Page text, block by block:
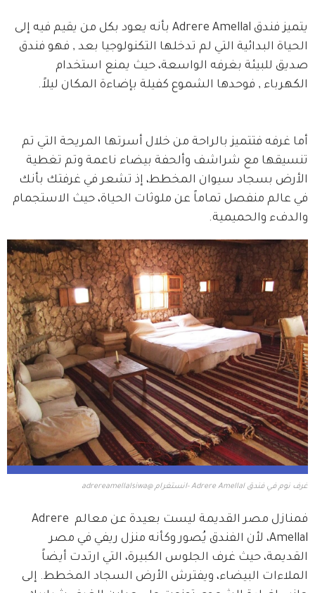
يتميز فندق Adrere Amellal بأنه يعود بكل من يقيم فيه إلى
الحياة البدائية التي لم تدخلها التكنولوجيا بعد , فهو فندق
صديق للبيئة بغرفه الواسعة، حيث يمنع استخدام
الكهرباء , فوحدها الشموع كفيلة بإضاءة المكان ليلاً.
أما غرفه فتتميز بالراحة من خلال أسرتها المريحة التي تم
تنسيقها مع شراشف وألحفة بيضاء ناعمة وتم تغطية
الأرض بسجاد سيوان المخطط، إذ تشعر في غرفتك بأنك
في عالم منفصل تماماً عن ملوثات الحياة، حيث الاستجمام
والدفء والحميمية.
غرف نوم في فندق Adrere Amellal -انستغرام @adrereamellalsiwa
فمنازل مصر القديمة ليست بعيدة عن معالم Adrere
Amellal، لأن الفندق يُصور وكأنه منزل ريفي في مصر
القديمة، حيث غرف الجلوس الكبيرة، التي ارتدت أيضاً
الملاءات البيضاء، ويفترش الأرض السجاد المخطط. إلى